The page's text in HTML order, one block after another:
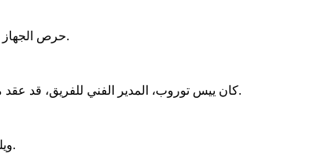
حرص الجهاز الفني واللاعبون على تفقد الملعب والاطمئنان على كافة الترتيبات قبل البدء في عمليات الإحماء.
كان ييس توروب، المدير الفني للفريق، قد عقد محاضرة للاعبين في فندق الإقامة لمراجعة خطة اللعب والمهام المطلوبة من الجميع خلال اللقاء.
ويلتقي الأهلي مع المصري في الثامنة مساء اليوم، ضمن مباريات الجولة الأخيرة من بطولة الدوري.